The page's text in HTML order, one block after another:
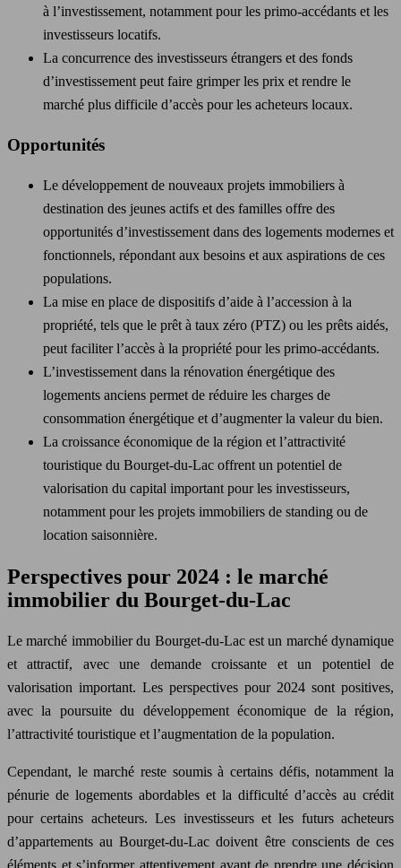
à l’investissement, notamment pour les primo-accédants et les
investisseurs locatifs.
La concurrence des investisseurs étrangers et des fonds
d’investissement peut faire grimper les prix et rendre le
marché plus difficile d’accès pour les acheteurs locaux.
Opportunités
Le développement de nouveaux projets immobiliers à
destination des jeunes actifs et des familles offre des
opportunités d’investissement dans des logements modernes et
fonctionnels, répondant aux besoins et aux aspirations de ces
populations.
La mise en place de dispositifs d’aide à l’accession à la
propriété, tels que le prêt à taux zéro (PTZ) ou les prêts aidés,
peut faciliter l’accès à la propriété pour les primo-accédants.
L’investissement dans la rénovation énergétique des
logements anciens permet de réduire les charges de
consommation énergétique et d’augmenter la valeur du bien.
La croissance économique de la région et l’attractivité
touristique du Bourget-du-Lac offrent un potentiel de
valorisation du capital important pour les investisseurs,
notamment pour les projets immobiliers de standing ou de
location saisonnière.
Perspectives pour 2024 : le marché
immobilier du Bourget-du-Lac
Le marché immobilier du Bourget-du-Lac est un marché dynamique
et attractif, avec une demande croissante et un potentiel de
valorisation important. Les perspectives pour 2024 sont positives,
avec la poursuite du développement économique de la région,
l’attractivité touristique et l’augmentation de la population.
Cependant, le marché reste soumis à certains défis, notamment la
pénurie de logements abordables et la difficulté d’accès au crédit
pour certains acheteurs. Les investisseurs et les futurs acheteurs
d’appartements au Bourget-du-Lac doivent être conscients de ces
éléments et s’informer attentivement avant de prendre une décision